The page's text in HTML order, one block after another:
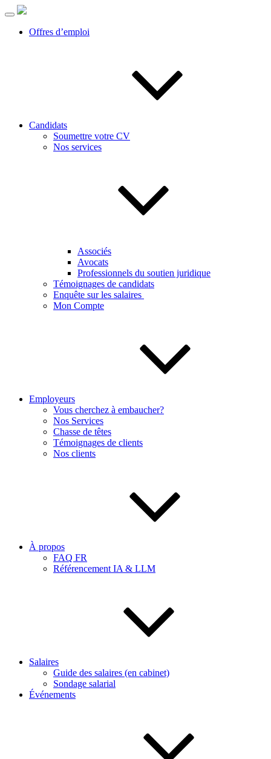
Offres d’emploi
Candidats
Soumettre votre CV
Nos services
Associés
Avocats
Professionnels du soutien juridique
Témoignages de candidats
Enquête sur les salaires
Mon Compte
Employeurs
Vous cherchez à embaucher?
Nos Services
Chasse de têtes
Témoignages de clients
Nos clients
À propos
FAQ FR
Référencement IA & LLM
Salaires
Guide des salaires (en cabinet)
Sondage salarial
Événements